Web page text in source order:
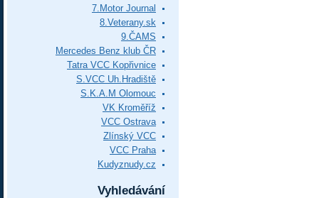
7.Motor Journal
8.Veterany.sk
9.ČAMS
Mercedes Benz klub ČR
Tatra VCC Kopřivnice
S.VCC Uh.Hradiště
S.K.A.M Olomouc
VK Kroměříž
VCC Ostrava
Zlínský VCC
VCC Praha
Kudyznudy.cz
Vyhledávání